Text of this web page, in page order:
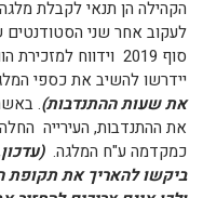
הקהילה הן תנאי לקבלת
לעקוב אחר שני
סוף 2019 וידווח
יידרשו להשיב את כספי
את שעות ההתנדבות).
את ההתנדבות, העירייה
כמקדמה ע"ח המלגה.
ביקשו להאריך את תקופת